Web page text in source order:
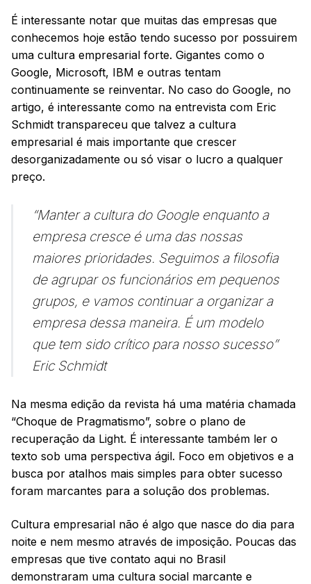
É interessante notar que muitas das empresas que
conhecemos hoje estão tendo sucesso por possuirem
uma cultura empresarial forte. Gigantes como o
Google, Microsoft, IBM e outras tentam
continuamente se reinventar. No caso do Google, no
artigo, é interessante como na entrevista com Eric
Schmidt transpareceu que talvez a cultura
empresarial é mais importante que crescer
desorganizadamente ou só visar o lucro a qualquer
preço.
“Manter a cultura do Google enquanto a
empresa cresce é uma das nossas
maiores prioridades. Seguimos a filosofia
de agrupar os funcionários em pequenos
grupos, e vamos continuar a organizar a
empresa dessa maneira. É um modelo
que tem sido crítico para nosso sucesso”
Eric Schmidt
Na mesma edição da revista há uma matéria chamada
“Choque de Pragmatismo”, sobre o plano de
recuperação da Light. É interessante também ler o
texto sob uma perspectiva ágil. Foco em objetivos e a
busca por atalhos mais simples para obter sucesso
foram marcantes para a solução dos problemas.
Cultura empresarial não é algo que nasce do dia para
noite e nem mesmo através de imposição. Poucas das
empresas que tive contato aqui no Brasil
demonstraram uma cultura social marcante e